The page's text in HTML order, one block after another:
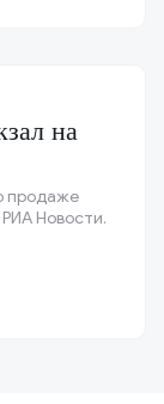
на
продаже
Новости.